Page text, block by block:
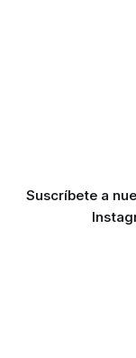
Suscríbete a